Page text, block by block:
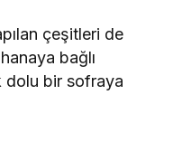
çeşitleri de
bağlı
dolu bir sofraya